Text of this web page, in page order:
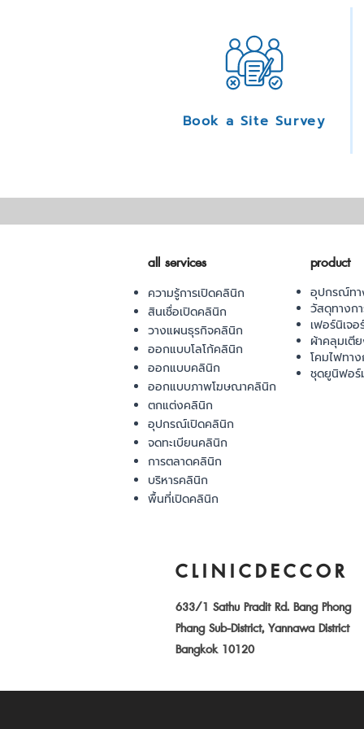
Book a Site Survey
all services
ความรู้การเปิดคลินิก
สินเชื่อเปิดคลินิก
วางแผนธุรกิจคลินิก
ออกแบบโลโก้คลินิก
ออกแบบคลินิก
ออกแบบภาพโฆษณาคลินิก
ตกแต่งคลินิก
อุปกรณ์เปิดคลินิก
จดทะเบียนคลินิก
การตลาดคลินิก
บริหารคลินิก
พื้นที่เปิดคลินิก
product
อุปกรณ์ทา
วัสดุทางก
เฟอร์นิเจ
ผ้าคลุมเตี
โคมไฟทา
ชุดยูนิฟอร์
CLINICDECCOR
633/1 Sathu Pradit Rd. Bang Phong
Phang Sub-District, Yannawa District
Bangkok 10120